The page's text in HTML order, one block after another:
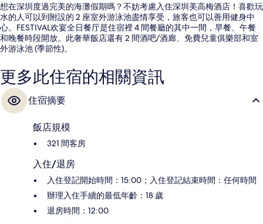
想在深圳度過完美的海灘假期嗎？不妨考慮入住深圳美高梅酒店！喜歡玩
水的人可以到附設的 2 座室外游泳池盡情享受，旅客也可以善用健身中
心。FESTIVAL欢宴全日餐厅是住宿裡 4 間餐廳的其中一間，早餐、午餐
和晚餐時段開放。此奢華飯店還有 2 間酒吧/酒廊、免費兒童俱樂部和室
外游泳池 (季節性)。
更多此住宿的相關資訊
住宿摘要
飯店規模
321 間客房
入住/退房
入住登記開始時間：15:00；入住登記結束時間：任何時間
辦理入住手續的最低年齡：18 歲
退房時間：12:00